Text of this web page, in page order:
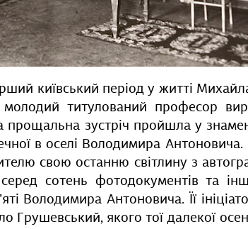
київський період у житті
молодий титулований професор
прощальна зустріч пройшла у
в оселі Володимира Антоновича.
свою останню світлину з
сотень фотодокументів та
Володимира Антоновича. Її
Грушевський, якого тої далекої